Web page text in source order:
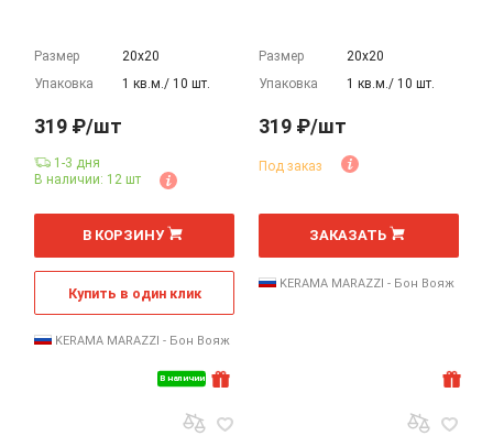
Размер
20х20
Упаковка
1 кв.м./ 10 шт.
В наличии
319 ₽/шт
1-3 дня
В наличии: 12 шт
шт
В КОРЗИНУ
Купить в один клик
KERAMA MARAZZI - Бон Вояж
Размер
20х20
Упаковка
1 кв.м./ 10 шт.
319 ₽/шт
Под заказ
шт
ЗАКАЗАТЬ
KERAMA MARAZZI - Бон Вояж